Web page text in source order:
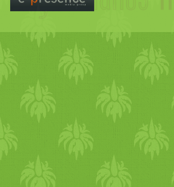
különleges
találtam!).Keleti
és szerintem
kapható. 20 lap
szójaszósszal
hosszú